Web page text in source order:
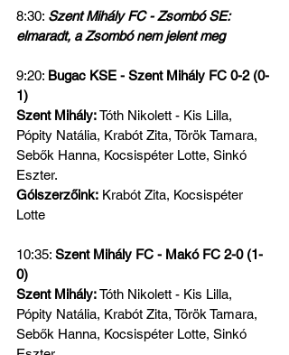
8:30: Szent Mihály FC - Zsombó SE:
elmaradt, a Zsombó nem jelent meg
9:20: Bugac KSE - Szent Mihály FC 0-2 (0-
1)
Szent Mihály: Tóth Nikolett - Kis Lilla,
Pópity Natália, Krabót Zita, Török Tamara,
Sebők Hanna, Kocsispéter Lotte, Sinkó
Eszter.
Gólszerzőink: Krabót Zita, Kocsispéter
Lotte
10:35: Szent Mihály FC - Makó FC 2-0 (1-
0)
Szent Mihály: Tóth Nikolett - Kis Lilla,
Pópity Natália, Krabót Zita, Török Tamara,
Sebők Hanna, Kocsispéter Lotte, Sinkó